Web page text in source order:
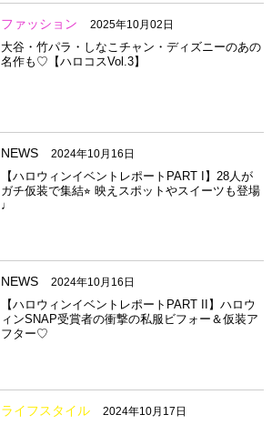
ファッション 2025年10月02日
大谷・竹パラ・しなこチャン・ディズニーのあの
名作も♡【ハロコスVol.3】
NEWS 2024年10月16日
【ハロウィンイベントレポートPART I】28人が
ガチ仮装で集結⭐︎ 映えスポットやスイーツも登場
♩
NEWS 2024年10月16日
【ハロウィンイベントレポートPART II】ハロウ
ィンSNAP受賞者の衝撃の私服ビフォー＆仮装ア
フター♡
ライフスタイル 2024年10月17日